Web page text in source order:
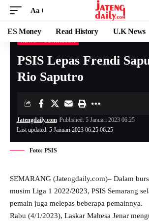
Aa
ES Money Read History U.K News
PSIS Lepas Frendi
Rio Saputro
Last updated: 5 Januari 2023 06:25 06:25
Jatengdaily.com Published: 5 Januari 2023 06:25
Foto: PSIS
SEMARANG (Jatengdaily.com)– Dalam
musim Liga 1 2022/2023, PSIS Semarang
pemain juga melepas beberapa pemainnya.
Rabu (4/1/2023), Laskar Mahesa Jenar